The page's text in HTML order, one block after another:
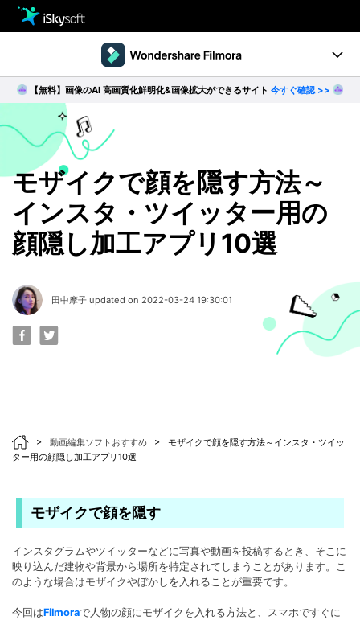
Utility
製品活用事例
ストア
ダウンロード
サポート
製品ページ
Filmstock
操作ガイド
動作環境
動画編集の基本とコツ
無料ダウンロード
【無料】画像のAI 高画質化鮮明化&画像拡大ができるサイト 今すぐ確認 >>
モザイクで顔を隠す方法～
インスタ・ツイッター用の
顔隠し加工アプリ10選
田中摩子 updated on 2022-03-24 19:30:01
> 動画編集ソフトおすすめ >
モザイクで顔を隠す方法～インスタ・ツイッ
ター用の顔隠し加工アプリ10選
モザイクで顔を隠す
インスタグラムやツイッターなどに写真や動画を投稿するとき、そこに
映り込んだ建物や背景から場所を特定されてしまうことがあります。こ
のような場合はモザイクやぼかしを入れることが重要です。
今回はFilmoraで人物の顔にモザイクを入れる方法と、スマホですぐに